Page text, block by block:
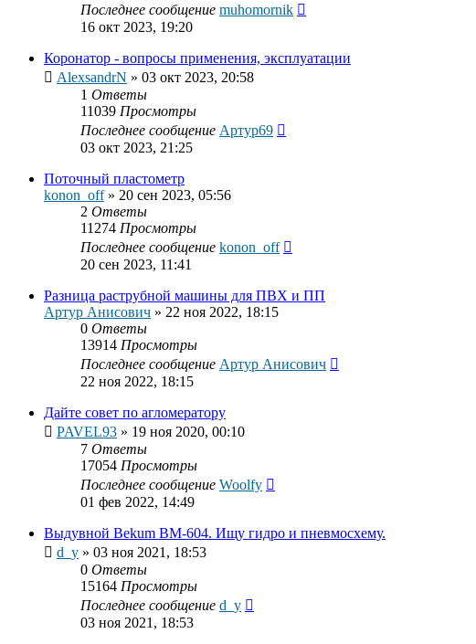
Последнее сообщение muhomornik
16 окт 2023, 19:20
Коронатор - вопросы применения, эксплуатации
AlexsandrN » 03 окт 2023, 20:58
1 Ответы
11039 Просмотры
Последнее сообщение Артур69
03 окт 2023, 21:25
Поточный пластометр
konon_off» 20 сен 2023, 05:56
2 Ответы
11274 Просмотры
Последнее сообщение konon_off
20 сен 2023, 11:41
Разница раструбной машины для ПВХ и ПП
Артур Анисович » 22 ноя 2022, 18:15
0 Ответы
13914 Просмотры
Последнее сообщение Артур Анисович
22 ноя 2022, 18:15
Дайте совет по агломератору
PAVEL93 » 19 ноя 2020, 00:10
7 Ответы
17054 Просмотры
Последнее сообщение Woolfy
01 фев 2022, 14:49
Выдувной Bekum BM-604. Ищу гидро и пневмосхему.
d_y » 03 ноя 2021, 18:53
0 Ответы
15164 Просмотры
Последнее сообщение d_y
03 ноя 2021, 18:53